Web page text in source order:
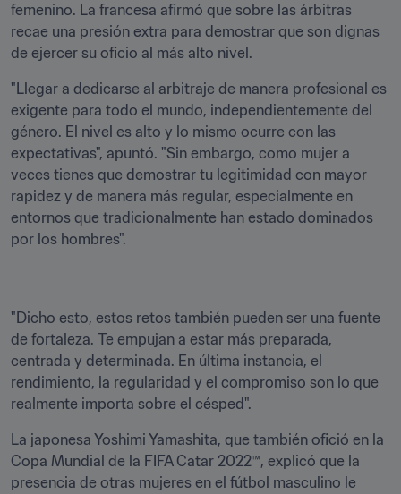
femenino. La francesa afirmó que sobre las árbitras
recae una presión extra para demostrar que son dignas
de ejercer su oficio al más alto nivel.
"Llegar a dedicarse al arbitraje de manera profesional es
exigente para todo el mundo, independientemente del
género. El nivel es alto y lo mismo ocurre con las
expectativas", apuntó. "Sin embargo, como mujer a
veces tienes que demostrar tu legitimidad con mayor
rapidez y de manera más regular, especialmente en
entornos que tradicionalmente han estado dominados
por los hombres".
"Dicho esto, estos retos también pueden ser una fuente
de fortaleza. Te empujan a estar más preparada,
centrada y determinada. En última instancia, el
rendimiento, la regularidad y el compromiso son lo que
realmente importa sobre el césped".
La japonesa Yoshimi Yamashita, que también ofició en la
Copa Mundial de la FIFA Catar 2022™, explicó que la
presencia de otras mujeres en el fútbol masculino le